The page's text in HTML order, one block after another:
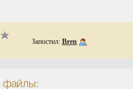
Запостил: Bren
файлы: